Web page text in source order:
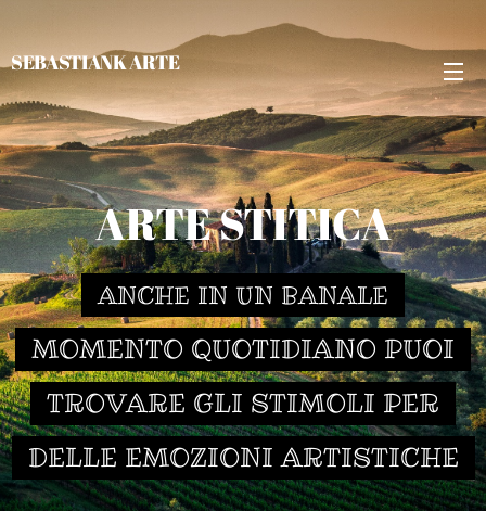
SEBASTIANK ARTE
ARTE STITICA
ANCHE IN UN BANALE
MOMENTO QUOTIDIANO PUOI
TROVARE GLI STIMOLI PER
DELLE EMOZIONI ARTISTICHE